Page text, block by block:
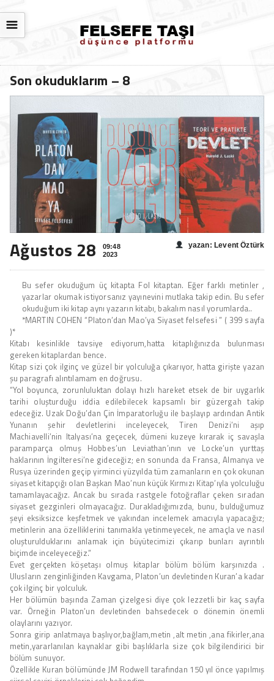
☰
Son okuduklarım – 8
Ağustos 28
09:48
2023
yazan: Levent Öztürk
Bu sefer okuduğum üç kitapta Fol kitaptan. Eğer farklı metinler ,
yazarlar okumak istiyorsanız yayınevini mutlaka takip edin. Bu sefer
okuduğum iki kitap aynı yazarın kitabı, bakalım nasıl yorumlarda..
*MARTIN COHEN “Platon’dan Mao’ya Siyaset felsefesi ” ( 399 sayfa
)*
Kitabı kesinlikle tavsiye ediyorum,hatta kitaplığınızda bulunması
gereken kitaplardan bence.
Kitap sizi çok ilginç ve güzel bir yolculuğa çıkarıyor, hatta girişte yazan
şu paragrafı alıntılamam en doğrusu.
“Yol boyunca, zorunluluktan dolayı hızlı hareket etsek de bir uygarlık
tarihi oluşturduğu iddia edilebilecek kapsamlı bir güzergah takip
edeceğiz. Uzak Doğu’dan Çin İmparatorluğu ile başlayıp ardından Antik
Yunanın şehir devletlerini inceleyecek, Tiren Denizi’ni aşıp
Machiavelli’nin Italyası’na geçecek, dümeni kuzeye kırarak iç savaşla
paramparça olmuş Hobbes’un Leviathan’ının ve Locke’un yurttaş
haklarının İngilteresi’ne gideceğiz; en sonunda da Fransa, Almanya ve
Rusya üzerinden geçip yirminci yüzyılda tüm zamanların en çok okunan
siyaset kitapçığı olan Başkan Mao’nun küçük Kırmızı Kitap’ıyla yolculuğu
tamamlayacağız. Ancak bu sırada rastgele fotoğraflar çeken sıradan
siyaset gezginleri olmayacağız. Durakladığımızda, bunu, bulduğumuz
şeyi eksiksizce keşfetmek ve yakından incelemek amacıyla yapacağız;
metinlerin ana özelliklerini tanımakla yetinmeyecek, ne amaçla ve nasıl
oluşturulduklarını anlamak için büyütecimizi çıkarıp bunları ayrıntılı
biçimde inceleyeceğiz.”
Evet gerçekten köşetaşı olmuş kitaplar bölüm bölüm karşınızda .
Ulusların zenginliğinden Kavgama, Platon’un devletinden Kuran’a kadar
çok ilginç bir yolculuk.
Her bölümün başında Zaman çizelgesi diye çok lezzetli bir kaç sayfa
var. Örneğin Platon’un devletinden bahsedecek o dönemin önemli
olaylarını yazıyor.
Sonra girip anlatmaya başlıyor,bağlam,metin ,alt metin ,ana fikirler,ana
metin,yararlanılan kaynaklar gibi başlıklarla size çok bilgilendirici bir
bölüm sunuyor.
Özellikle Kuran bölümünde JM Rodwell tarafından 150 yıl önce yapılmış